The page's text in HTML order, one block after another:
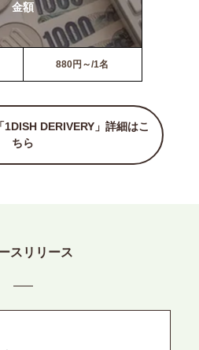
金額
880円～/1名
DERIVERY」詳細はこ
ちら
スリリース